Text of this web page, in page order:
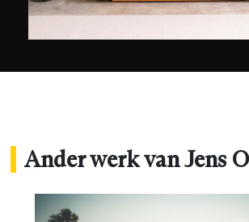
Ander werk van Jens